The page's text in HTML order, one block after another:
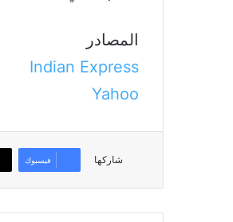
المصادر
Indian Express
Yahoo
شاركها فيسبوك